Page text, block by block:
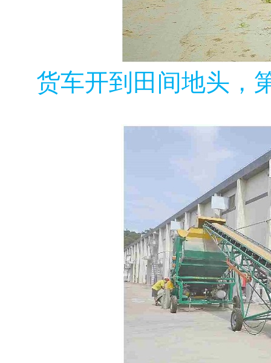
货车开到田间地头，